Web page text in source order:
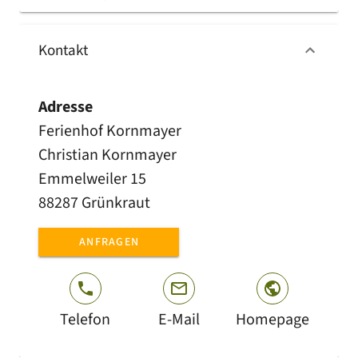
Kontakt
Adresse
Ferienhof Kornmayer
Christian Kornmayer
Emmelweiler 15
88287 Grünkraut
ANFRAGEN
Telefon E-Mail Homepage